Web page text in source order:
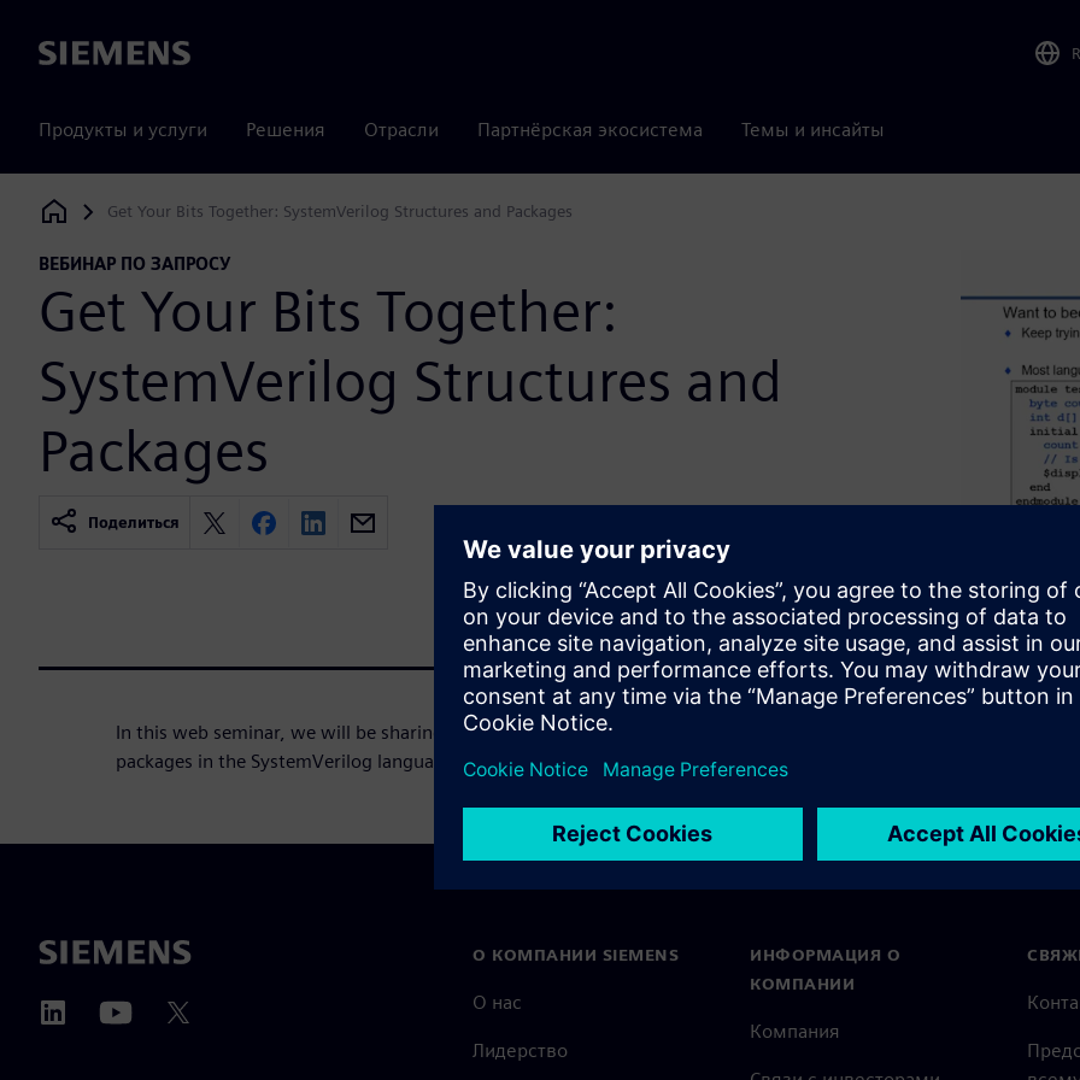
Siemens
Продукты и услуги Решения Отрасли Партнёрская экосистема Темы и инсайты
Siemens Digital Industries Software
Get Your Bits Together: SystemVerilog Structures and Packages
ВЕБИНАР ПО ЗАПРОСУ
Get Your Bits Together:
SystemVerilog Structures and
Packages
Поделиться
In this web seminar, we will be sharing a detailed description of structures and
packages in the SystemVerilog language.
О КОМПАНИИ SIEMENS
О нас
Лидерство
ИНФОРМАЦИЯ О
КОМПАНИИ
Компания